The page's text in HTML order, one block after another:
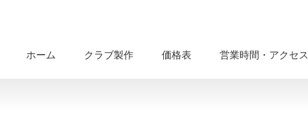
ホーム クラブ製作 価格表 営業時間・アクセス